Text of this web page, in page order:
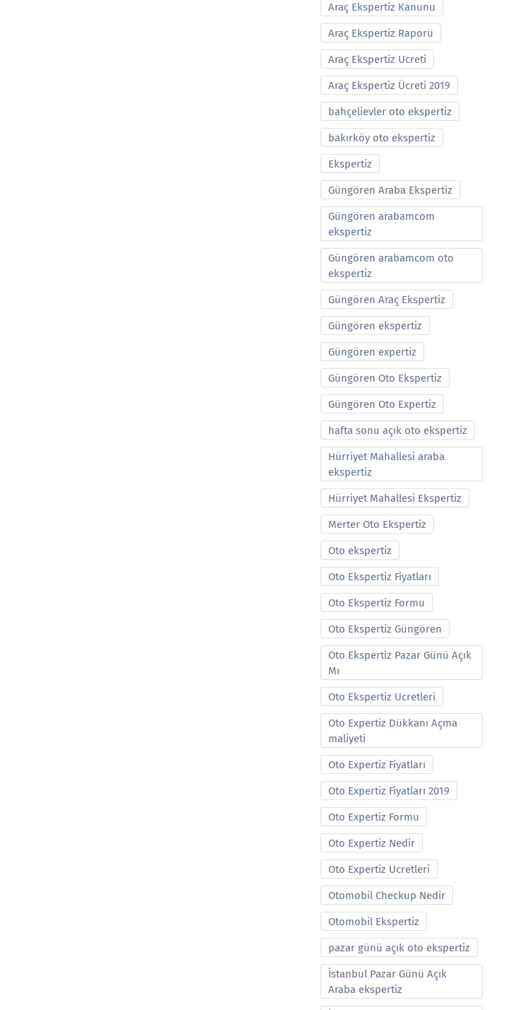
Araç Ekspertiz Kanunu
Araç Ekspertiz Raporu
Araç Ekspertiz Ucreti
Araç Ekspertiz Ücreti 2019
bahçelievler oto ekspertiz
bakırköy oto ekspertiz
Ekspertiz
Güngören Araba Ekspertiz
Güngören arabamcom
ekspertiz
Güngören arabamcom oto
ekspertiz
Güngören Araç Ekspertiz
Güngören ekspertiz
Güngören expertiz
Güngören Oto Ekspertiz
Güngören Oto Expertiz
hafta sonu açık oto ekspertiz
Hürriyet Mahallesi araba
ekspertiz
Hürriyet Mahallesi Ekspertiz
Merter Oto Ekspertiz
Oto ekspertiz
Oto Ekspertiz Fiyatları
Oto Ekspertiz Formu
Oto Ekspertiz Güngören
Oto Ekspertiz Pazar Günü Açık
Mı
Oto Ekspertiz Ucretleri
Oto Expertiz Dükkanı Açma
maliyeti
Oto Expertiz Fiyatları
Oto Expertiz Fiyatları 2019
Oto Expertiz Formu
Oto Expertiz Nedir
Oto Expertiz Ucretleri
Otomobil Checkup Nedir
Otomobil Ekspertiz
pazar günü açık oto ekspertiz
İstanbul Pazar Günü Açık
Araba ekspertiz